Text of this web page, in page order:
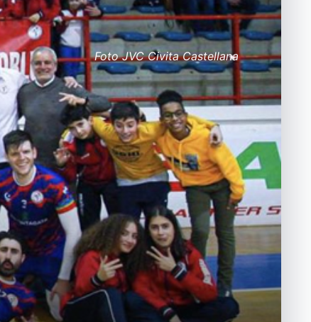
Foto JVC Civita Castellana